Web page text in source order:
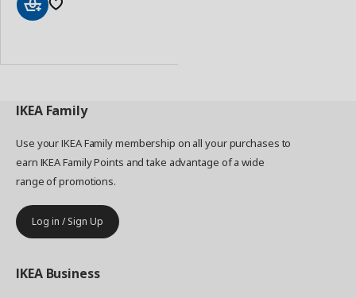
IKEA Family
Use your IKEA Family membership on all your purchases to
earn IKEA Family Points and take advantage of a wide
range of promotions.
Log in / Sign Up
IKEA Business